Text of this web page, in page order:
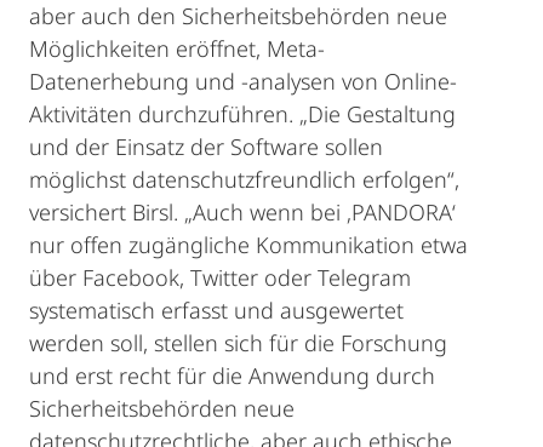
aber auch den Sicherheitsbehörden neue
Möglichkeiten eröffnet, Meta-
Datenerhebung und -analysen von Online-
Aktivitäten durchzuführen. „Die Gestaltung
und der Einsatz der Software sollen
möglichst datenschutzfreundlich erfolgen“,
versichert Birsl. „Auch wenn bei ‚PANDORA‘
nur offen zugängliche Kommunikation etwa
über Facebook, Twitter oder Telegram
systematisch erfasst und ausgewertet
werden soll, stellen sich für die Forschung
und erst recht für die Anwendung durch
Sicherheitsbehörden neue
datenschutzrechtliche, aber auch ethische